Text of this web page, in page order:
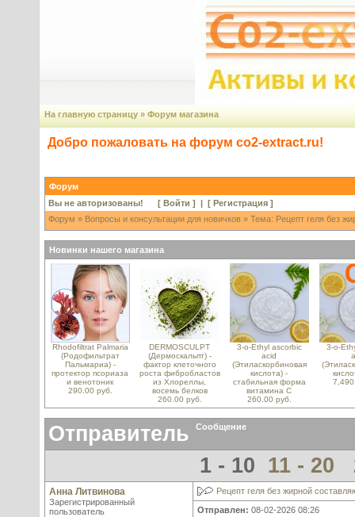
На главную страницу » Форум магазина
Добро пожаловать на форум co2-extract.ru!
Форум
Вы не авторизованы! [ Войти ] | [ Регистрация ]
Форум » Вопросы и консультации для новичков » Тема: Рецепт геля без
Новинки нашего магазина
Rhodofiltrat Palmaria
(Родофильтрат
Пальмариа) -
протектор псориаза
и венотоник
290.00 руб.
DERMOSCULPT
(Дермоскальпт) -
фактор клеточного
роста фибробластов
из Хлореллы,
восемь белков
260.00 руб.
3-o-Ethyl ascorbic
acid
(Этиласкорбиновая
кислота) -
стабильная форма
витамина С
260.00 руб.
3-o-
Отправитель Сообщение
1 - 10 11 - 20
Анна Литвинова
Зарегистрированный
пользователь
Рецепт геля без жирной
Отправлен: 08-02-2026 08:26